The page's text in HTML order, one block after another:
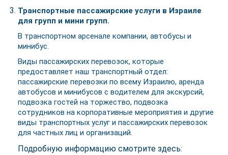
Транспортные пассажирские услуги в Израиле
для групп и мини групп.
В транспортном арсенале компании, автобусы и
минибус.
Виды пассажирских перевозок, которые
предоставляет наш транспортный отдел:
пассажирские перевозки по всему Израилю, аренда
автобусов и минибусов с водителем для экскурсий,
подвозка гостей на торжество, подвозка
сотрудников на корпоративные мероприятия и другие
виды транспортных услуг и пассажирских перевозок
для частных лиц и организаций.
Подробную информацию смотрите здесь: